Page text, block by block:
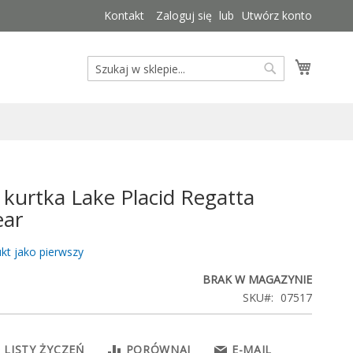
Kontakt Zaloguj się Utwórz konto
Szukaj
Lake Placid Regatta
jako pierwszy
BRAK W MAGAZYNIE
SKU
07517
ŻYCZEŃ PORÓWNAJ E-MAIL